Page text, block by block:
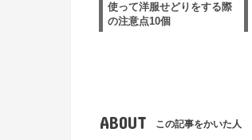
使って洋服せどりをする際
の注意点10個
ABOUT この記事をかいた人